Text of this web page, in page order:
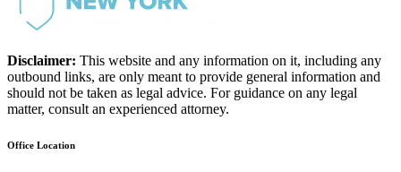
Disclaimer: This website and any information on it, including any
outbound links, are only meant to provide general information and
should not be taken as legal advice. For guidance on any legal
matter, consult an experienced attorney.
Office Location